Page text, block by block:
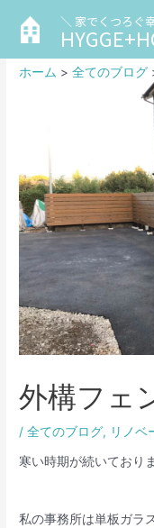
＼ 家でくつろぐ
ホーム 全てのブログ
外構フェ
/全てのブログ, リノベ
寒い時期が続いており
私の事務所は単板ガラ